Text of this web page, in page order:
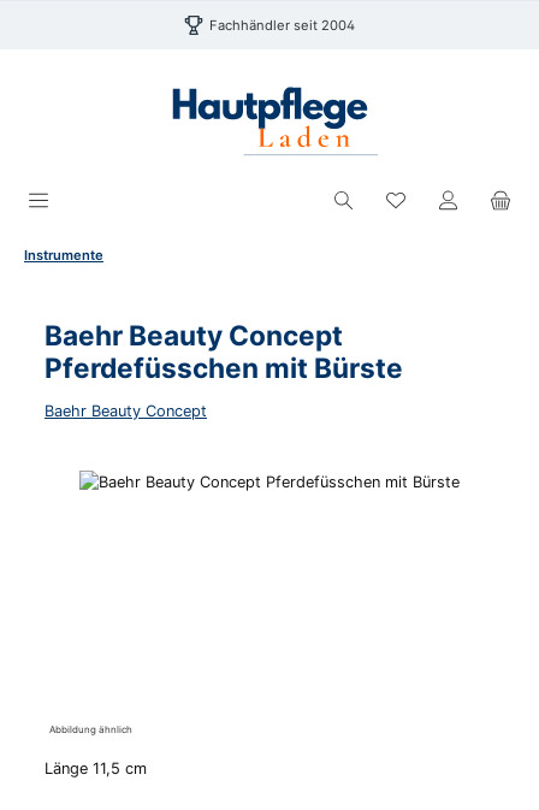
Zum Hauptinhalt springen Fachhändler seit 2004
Du hast 0
Instrumente
Baehr Beauty Concept
Pferdefüsschen mit Bürste
Baehr Beauty Concept
Bildergalerie überspringen
Abbildung ähnlich
Länge 11,5 cm